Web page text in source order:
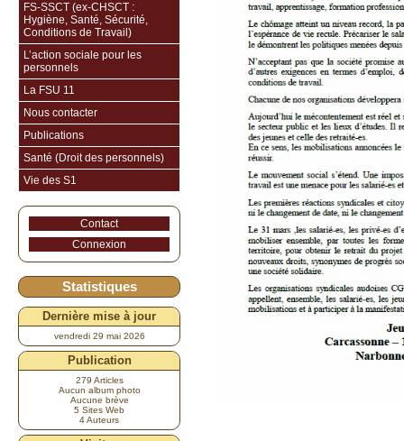
FS-SSCT (ex-CHSCT :
Hygiène, Santé, Sécurité,
Conditions de Travail)
L’action sociale pour les
personnels
La FSU 11
Nous contacter
Publications
Santé (Droit des personnels)
Vie des S1
Contact
Connexion
Statistiques
Dernière mise à jour
vendredi 29 mai 2026
Publication
279 Articles
Aucun album photo
Aucune brève
5 Sites Web
4 Auteurs